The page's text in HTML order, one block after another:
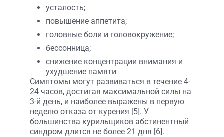
усталость;
повышение аппетита;
головные боли и головокружение;
бессонница;
снижение концентрации внимания и
ухудшение памяти
Симптомы могут развиваться в течение 4-
24 часов, достигая максимальной силы на
3-й день, и наиболее выражены в первую
неделю отказа от курения [5]. У
большинства курильщиков абстинентный
синдром длится не более 21 дня [6].